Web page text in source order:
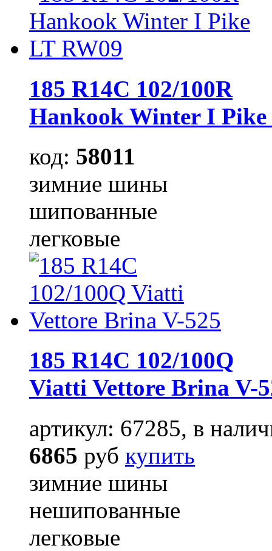
185 R14C 102/100R
Hankook Winter I Pike
код: 58011
зимние шины
шипованные
легковые
185 R14C 102/100Q
Viatti Vettore Brina V-
артикул: 67285, в
6865 руб купить
зимние шины
нешипованные
легковые